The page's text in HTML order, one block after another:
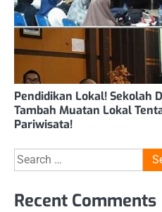
Pendidikan Lokal! Sekolah
Tambah Muatan Lokal
Pariwisata!
Search
for:
Recent Comments